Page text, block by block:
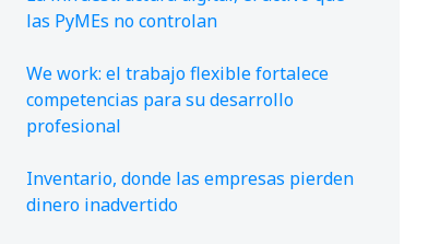
las PyMEs no controlan
We work: el trabajo flexible fortalece
competencias para su desarrollo
profesional
Inventario, donde las empresas pierden
dinero inadvertido